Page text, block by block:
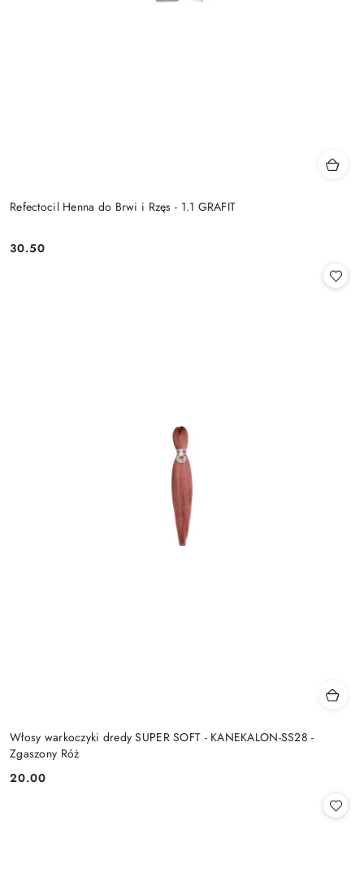
Refectocil Henna do Brwi i Rzęs - 1.1 GRAFIT
Cena:
30.50
Włosy warkoczyki dredy SUPER SOFT - KANEKALON-SS28 -
Zgaszony Róż
Cena:
20.00